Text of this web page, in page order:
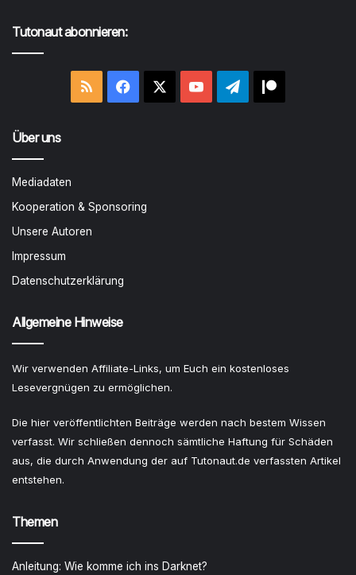
Tutonaut abonnieren:
RSS Facebook YouTubeTelegram
Über uns
Mediadaten
Kooperation & Sponsoring
Unsere Autoren
Impressum
Datenschutzerklärung
Allgemeine Hinweise
Wir verwenden Affiliate-Links, um Euch ein kostenloses
Lesevergnügen zu ermöglichen.
Die hier veröffentlichten Beiträge werden nach bestem Wissen
verfasst. Wir schließen dennoch sämtliche Haftung für Schäden
aus, die durch Anwendung der auf Tutonaut.de verfassten Artikel
entstehen.
Themen
Anleitung: Wie komme ich ins Darknet?